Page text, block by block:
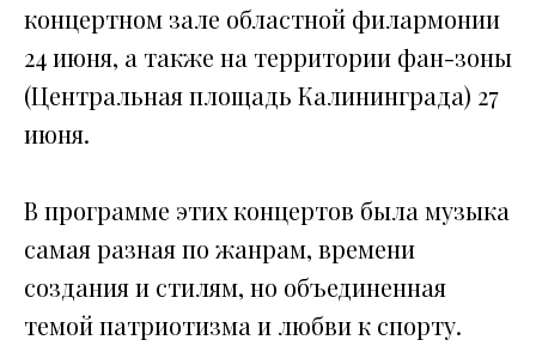
концертном зале областной филармонии
24 июня, а также на территории фан-зоны
(Центральная площадь Калининграда) 27
июня.
В программе этих концертов была музыка
самая разная по жанрам, времени
создания и стилям, но объединенная
темой патриотизма и любви к спорту.